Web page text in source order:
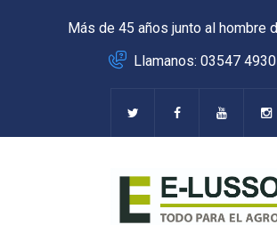
Más de 45 años junto al hombre
Llamanos: 03547